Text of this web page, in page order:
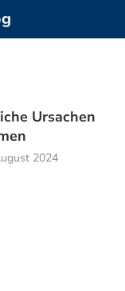
Ursachen
2024